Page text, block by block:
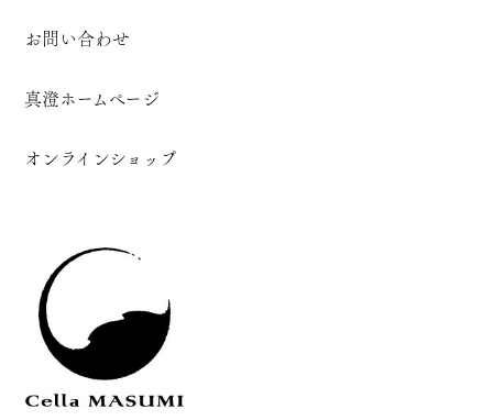
お問い合わせ
真澄ホームページ
オンラインショップ